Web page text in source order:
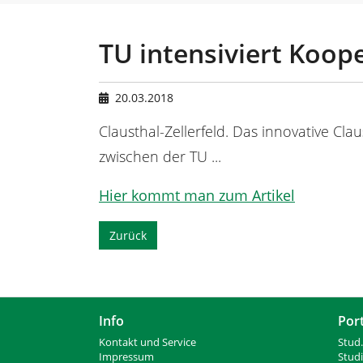
i
n
h
e
:
TU intensiviert
20.03.2018
Clausthal-Zellerfeld. Das innovative
zwischen der TU ...
Hier kommt man zum Artikel
Zurück
Info
Kontakt und Service
Impressum